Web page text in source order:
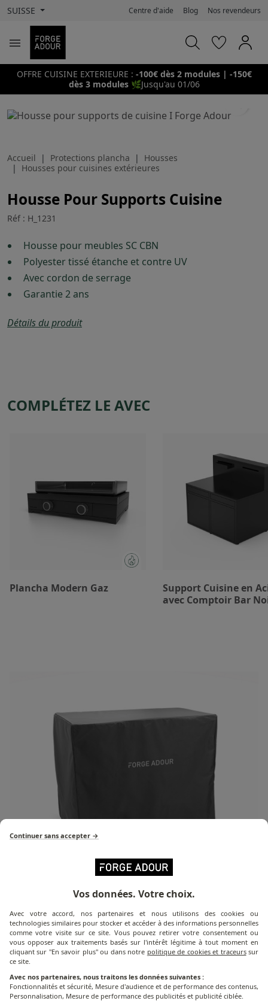
SUISSE Centre d'aide Blog Nos revendeurs

OFFRE CUISINE EXTERIEURE : -100€ dès 2 modules | -150€
dès 3 modules 🌿Jusqu'au 01/06
Accueil Protections plancha
Housses
Housses pour cuisines extérieures
Housse Pour Supports Cuisine
Réf : H_1231
Housse pour meubles SC CBN
Polyester tissé étanche et contre UV
Avec cordon de serrage
Garantie 2 ans
Détails du produit
COMPLÉTEZ LE AVEC
Plancha Modern Gaz
Support Cuisine en
avec Comptoir Bar
Détail du produit
La housse H 1231 est la housse spécialement conçue
pour protéger votre support cuisine des intempéries
et des saletés. Imperméable et résistante aux UV, cette
housse est équipée d'un cordon de serrage sur le bas
pour une meilleure protection et résistance.
Continuer sans accepter →
Vos données. Votre choix.
Avec votre accord, nos partenaires et nous utilisons des cookies ou
technologies similaires pour stocker et accéder à des informations personnelles
comme votre visite sur ce site. Vous pouvez retirer votre consentement ou
vous opposer aux traitements basés sur l'intérêt légitime à tout moment en
cliquant sur "En savoir plus" ou dans notre politique de cookies et traceurssur
ce site.
Avec nos partenaires, nous traitons les données suivantes :
Fonctionnalités et sécurité, Mesure d'audience et de performance des contenus,
Personnalisation, Mesure de performance des publicités et publicité ciblée.